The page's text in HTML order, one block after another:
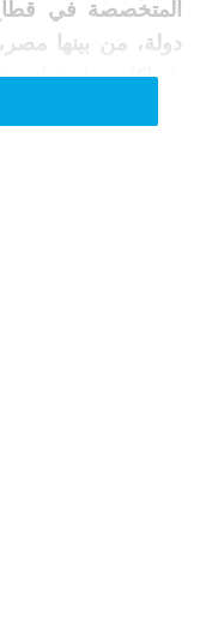
دولة، من بينها
شراكات
بمشاركة وزراء